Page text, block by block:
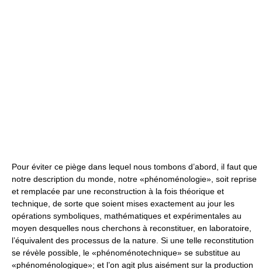
Pour éviter ce piège dans lequel nous tombons d’abord, il faut que
notre description du monde, notre «phénoménologie», soit reprise
et remplacée par une reconstruction à la fois théorique et
technique, de sorte que soient mises exactement au jour les
opérations symboliques, mathématiques et expérimentales au
moyen desquelles nous cherchons à reconstituer, en laboratoire,
l’équivalent des processus de la nature. Si une telle reconstitution
se révèle possible, le «phénoménotechnique» se substitue au
«phénoménologique»; et l’on agit plus aisément sur la production